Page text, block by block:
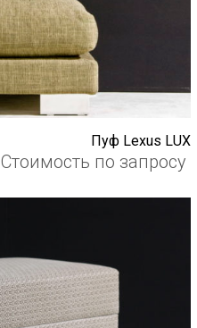
Пуф Lexus LUX
Стоимость по запросу